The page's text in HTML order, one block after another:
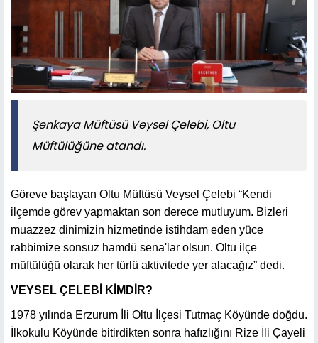
Şenkaya Müftüsü Veysel Çelebi, Oltu
Müftülüğüne atandı.
Göreve başlayan Oltu Müftüsü Veysel Çelebi “Kendi
ilçemde görev yapmaktan son derece mutluyum. Bizleri
muazzez dinimizin hizmetinde istihdam eden yüce
rabbimize sonsuz hamdü sena'lar olsun. Oltu ilçe
müftülüğü olarak her türlü aktivitede yer alacağız” dedi.
VEYSEL ÇELEBİ KİMDİR?
1978 yılında Erzurum İli Oltu İlçesi Tutmaç Köyünde doğdu.
İlkokulu Köyünde bitirdikten sonra hafızlığını Rize İli Çayeli